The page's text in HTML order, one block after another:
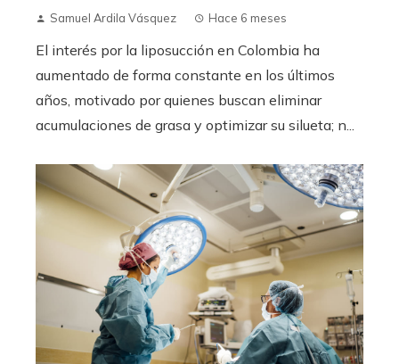
Samuel Ardila Vásquez Hace 6 meses
El interés por la liposucción en Colombia ha
aumentado de forma constante en los últimos
años, motivado por quienes buscan eliminar
acumulaciones de grasa y optimizar su silueta; n...